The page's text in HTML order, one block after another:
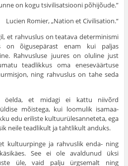
on kogu tsivilisatsiooni põhijõude.”
Lucien Romier, „Nation et Civilisation.“
et rahvuslus on teatava determinismi
on õigusepärast enam kui paljas
Rahvusluse juures on oluline just
teadlikkus oma ene­seväärtuse
ning rahvus­lus on tahe seda
öel­da, et midagi ei kattu niivõrd
mõistega, kui loomulik isamaa­
edu eriliste kultuurülesanneteta, ega
neile teadlikult ja tahtlikult anduks.
kultuurpinge ja rahvuslik enda- ning
See ei ole avaldunud üksi
üle, vaid palju ürgsemalt ning